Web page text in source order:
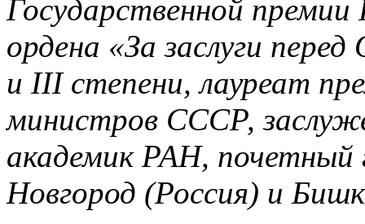
Государственной премии
ордена «За заслуги
и III степени, лауреат
министров СССР,
академик РАН,
Новгород (Россия) и